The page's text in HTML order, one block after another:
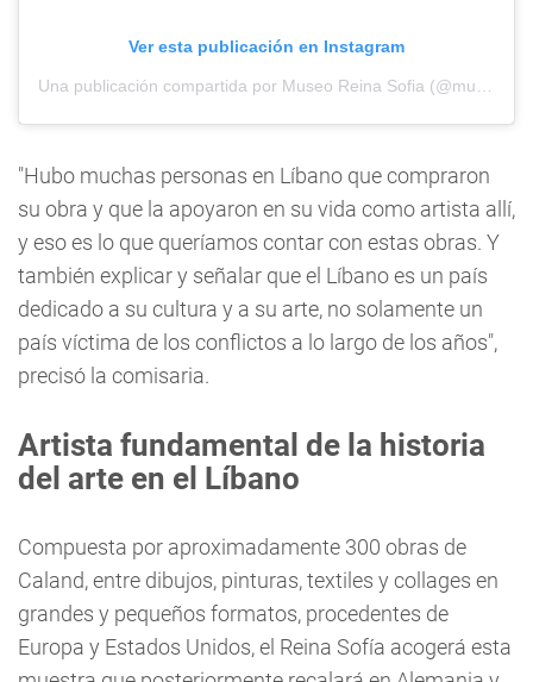
Ver esta publicación en Instagram
"Hubo muchas personas en Líbano que compraron
su obra y que la apoyaron en su vida como artista allí,
y eso es lo que queríamos contar con estas obras. Y
también explicar y señalar que el Líbano es un país
dedicado a su cultura y a su arte, no solamente un
país víctima de los conflictos a lo largo de los años",
precisó la comisaria.
Artista fundamental de la historia
del arte en el Líbano
Compuesta por aproximadamente 300 obras de
Caland, entre dibujos, pinturas, textiles y collages en
grandes y pequeños formatos, procedentes de
Europa y Estados Unidos, el Reina Sofía acogerá esta